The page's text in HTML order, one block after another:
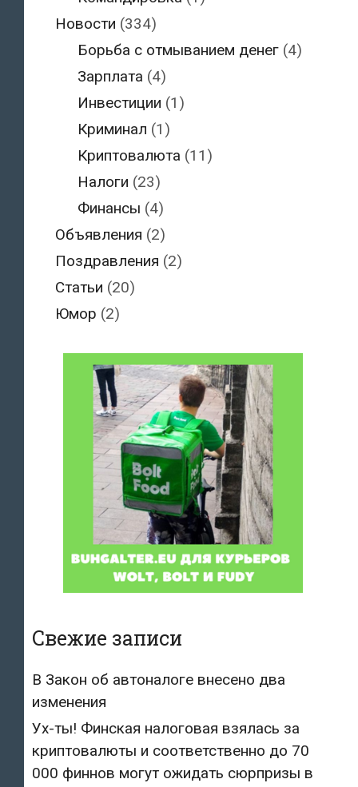
Новости (334)
Борьба с отмыванием денег (4)
Зарплата (4)
Инвестиции (1)
Криминал (1)
Криптовалюта (11)
Налоги (23)
Финансы (4)
Объявления (2)
Поздравления (2)
Статьи (20)
Юмор (2)
Свежие записи
В Закон об автоналоге внесено два
изменения
Ух-ты! Финская налоговая взялась за
криптовалюты и соответственно до 70
000 финнов могут ожидать сюрпризы в